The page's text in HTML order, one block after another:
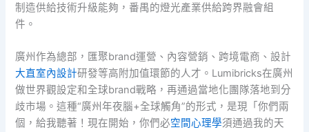
制造供給技術升級能夠，番禺的燈光產業供給跨界融會組
件。
廣州作為總部，匯聚brand運營、內容營銷、跨境電商、設計
大直室內設計研發等高附加值環節的人才。Lumibricks在廣州
做世界觀設定和全球brand戰略，再通過當地化團隊落地到分
歧市場。這種“廣州年夜腦+全球觸角”的形式，是現「你們兩
個，給我聽著！現在開始，你們必空間心理學須通過我的天